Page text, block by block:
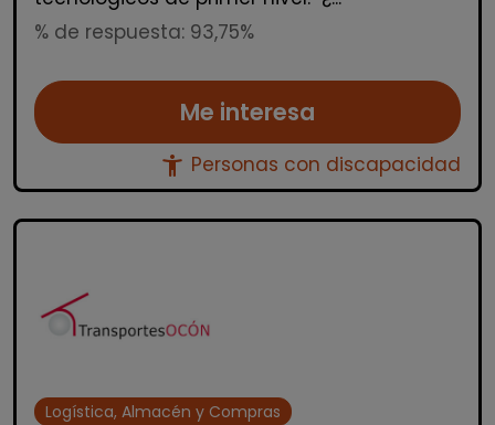
% de respuesta: 93,75%
Me interesa
accessibility_new Personas con discapacidad
Logística, Almacén y Compras